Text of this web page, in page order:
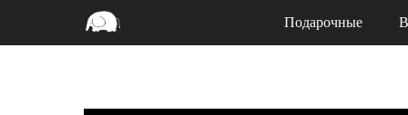
Подарочные